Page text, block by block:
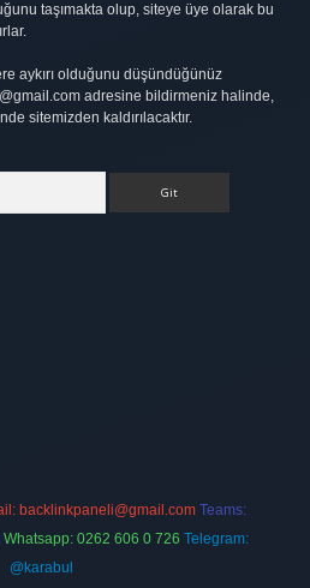
taşımakta olup, siteye üye olarak bu
aykırı olduğunu düşündüğünüz
adresine bildirmeniz halinde,
sitemizden kaldırılacaktır.
backlinkpaneli@gmail.com Teams:
Whatsapp: 0262 606 0 726 Telegram:
@karabul